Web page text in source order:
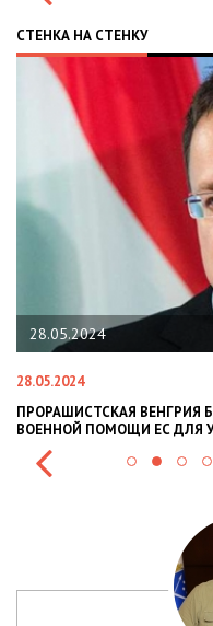
СТЕНКА НА СТЕНКУ
28.05.2024
28.05.2024
ПРОРАШИСТСКАЯ ВЕНГРИЯ
ВОЕННОЙ ПОМОЩИ ЕС ДЛЯ